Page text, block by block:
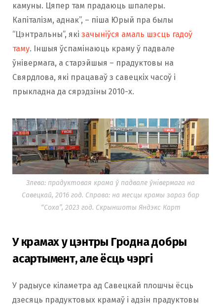
камуны. Цяпер там прадаюць шпалеры.
Капіталізм, аднак”, – піша Юрый пра былы
“Цэнтральны”, які зачыніўся амаль шэсць гадоў
таму. Іншыя ўспамінаюць краму ў падвале
ўнівермага, а старэйшыя – прадуктовы на
Свярдлова, які працаваў з савецкіх часоў і
прыкладна да сярэдзіны 2010-х.
Злева: прадуктовая крама ў падвале ўнівермага на
Савецкай, 2016 год. Справа: на месцы крамы зараз бар
“Соха”, 2023 год. Скрыншоты Яндэкс Карт
У крамах у цэнтры Гродна добры
асартымент, але ёсць чэргі
У радыусе кіламетра ад Савецкай плошчы ёсць
дзесяць прадуктовых крамаў і адзін прадуктовы